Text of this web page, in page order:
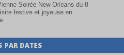
Soirée New-Orleans du 8
festive et joyeuse en
PAR DATES